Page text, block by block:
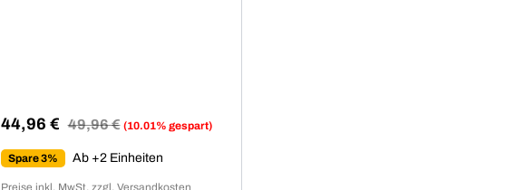
Verkaufspreis:
44,96 € Regulärer Preis:
49,96 € (10.01% gespart)
Spare 3% Ab +2 Einheiten
Preise inkl. MwSt. zzgl. Versandkosten